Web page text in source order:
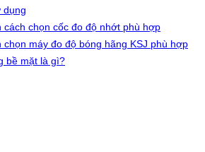
dụng
cách chọn cốc đo độ nhớt phù hợp
chọn máy đo độ bóng hãng KSJ phù hợp
bề mặt là gì?